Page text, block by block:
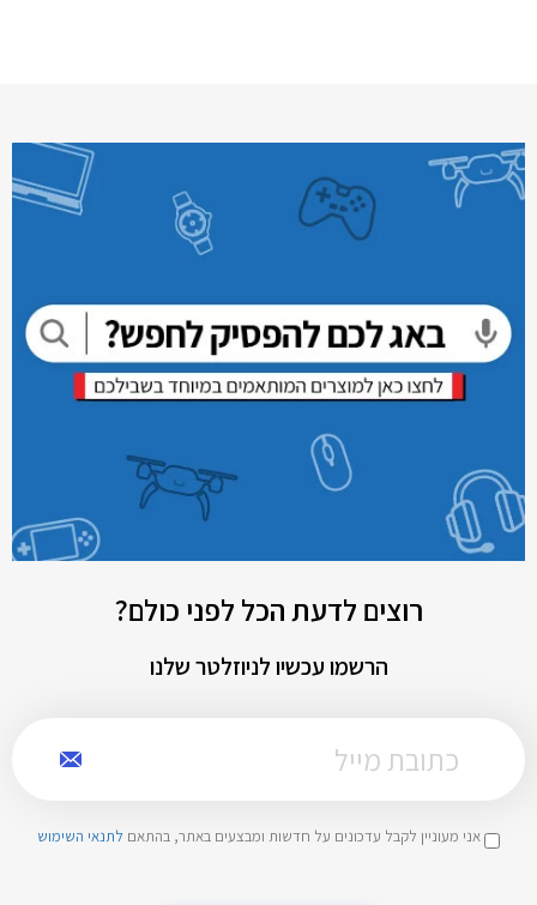
רוצים לדעת הכל לפני כולם?
הרשמו עכשיו לניוזלטר שלנו
אני מעוניין לקבל עדכונים על חדשות ומבצעים באתר, בהתאם לתנאי השימוש